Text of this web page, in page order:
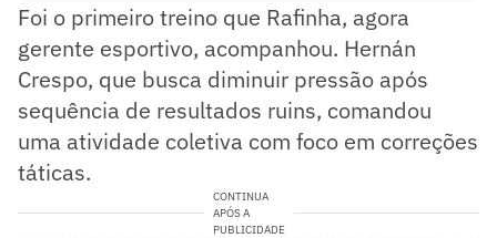
Foi o primeiro treino que Rafinha, agora
gerente esportivo, acompanhou. Hernán
Crespo, que busca diminuir pressão após
sequência de resultados ruins, comandou
uma atividade coletiva com foco em correções
táticas.
CONTINUA
APÓS A
PUBLICIDADE